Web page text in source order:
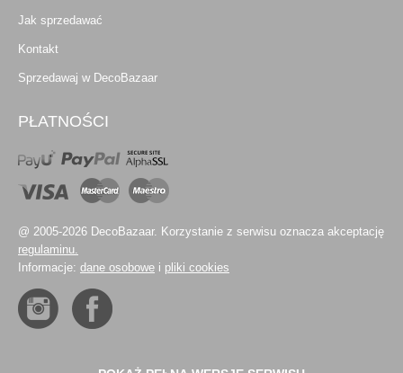
Jak sprzedawać
Kontakt
Sprzedawaj w DecoBazaar
PŁATNOŚCI
@ 2005-2026 DecoBazaar. Korzystanie z serwisu oznacza akceptację
regulaminu.
Informacje: dane osobowe i pliki cookies